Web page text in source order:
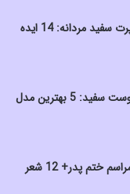
لباس مجلسی با کفش اسپرت سفید مردانه: 14 ایده
رنگ پیراهن مردانه برای پوست سفید: 5 بهترین مدل
24 بهترین متن سخنرانی مراسم ختم پدر+ 12 شعر